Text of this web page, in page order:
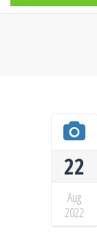
22
Aug
2022